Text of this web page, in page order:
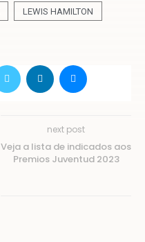
LEWIS HAMILTON
next post
Veja a lista de indicados aos
Premios Juventud 2023